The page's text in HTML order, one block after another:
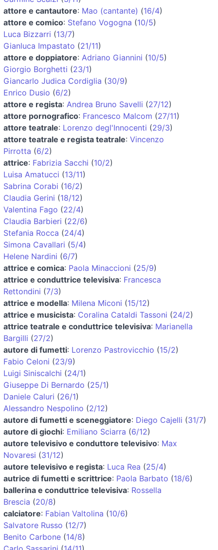
attore e cantautore: Mao (cantante) (16/4)
attore e comico: Stefano Vogogna (10/5)
Luca Bizzarri (13/7)
Gianluca Impastato (21/11)
attore e doppiatore: Adriano Giannini (10/5)
Giorgio Borghetti (23/1)
Giancarlo Judica Cordiglia (30/9)
Enrico Dusio (6/2)
attore e regista: Andrea Bruno Savelli (27/12)
attore pornografico: Francesco Malcom (27/11)
attore teatrale: Lorenzo degl'Innocenti (29/3)
attore teatrale e regista teatrale: Vincenzo
Pirrotta (6/2)
attrice: Fabrizia Sacchi (10/2)
Luisa Amatucci (13/11)
Sabrina Corabi (16/2)
Claudia Gerini (18/12)
Valentina Fago (22/4)
Claudia Barbieri (22/6)
Stefania Rocca (24/4)
Simona Cavallari (5/4)
Helene Nardini (6/7)
attrice e comica: Paola Minaccioni (25/9)
attrice e conduttrice televisiva: Francesca
Rettondini (7/3)
attrice e modella: Milena Miconi (15/12)
attrice e musicista: Coralina Cataldi Tassoni (24/2)
attrice teatrale e conduttrice televisiva: Marianella
Bargilli (27/2)
autore di fumetti: Lorenzo Pastrovicchio (15/2)
Fabio Celoni (23/9)
Luigi Siniscalchi (24/1)
Giuseppe Di Bernardo (25/1)
Daniele Caluri (26/1)
Alessandro Nespolino (2/12)
autore di fumetti e sceneggiatore: Diego Cajelli (31/7)
autore di giochi: Emiliano Sciarra (6/12)
autore televisivo e conduttore televisivo: Max
Novaresi (31/12)
autore televisivo e regista: Luca Rea (25/4)
autrice di fumetti e scrittrice: Paola Barbato (18/6)
ballerina e conduttrice televisiva: Rossella
Brescia (20/8)
calciatore: Fabian Valtolina (10/6)
Salvatore Russo (12/7)
Benito Carbone (14/8)